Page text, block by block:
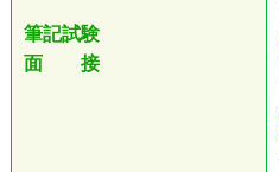
筆記試験
面 接